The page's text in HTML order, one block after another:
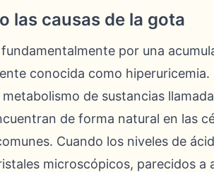
las causas de la gota
por una
conocida como
de sustancias
de forma natural en las
Cuando los niveles de
microscópicos, parecidos a